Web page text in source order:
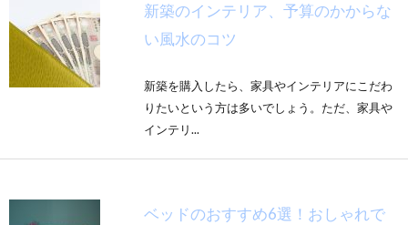
新築のインテリア、予算のかからな
い風水のコツ
新築を購入したら、家具やインテリアにこだわ
りたいという方は多いでしょう。ただ、家具や
インテリ...
ベッドのおすすめ6選！おしゃれで